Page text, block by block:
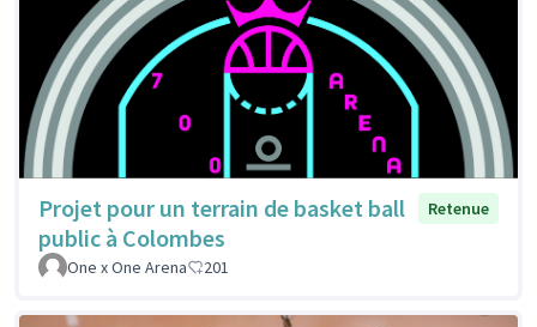
Projet pour un terrain de basket ball
public à Colombes
Retenue
One x One Arena 201